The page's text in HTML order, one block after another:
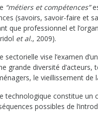
“métiers et compétences”
(savoirs, savoir-faire et
que professionnel et
et al., 2009).
sectorielle vise l’examen
grande diversité d’acteurs,
le vieillissement de
technologique constitue un
possibles de